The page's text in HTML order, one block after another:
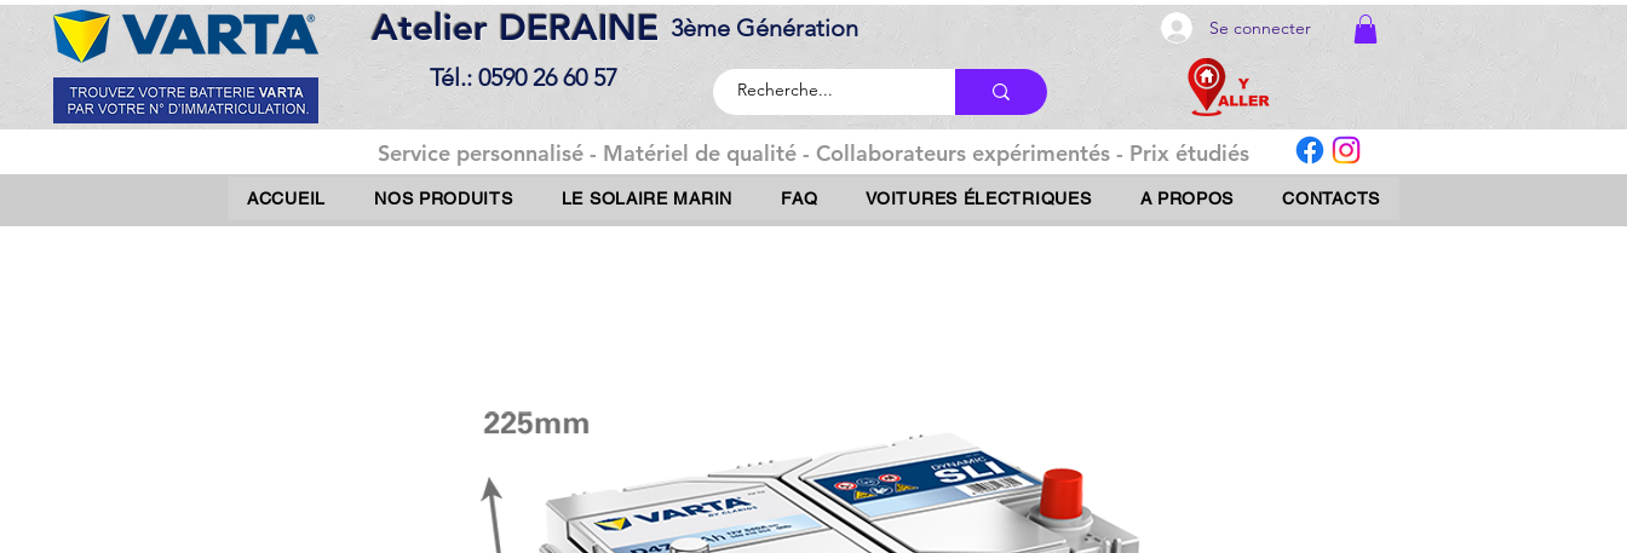
Atelier DERAINE 3ème Génération Se connecter
Tél.: 0590 26 60 57
Service personnalisé - Matériel de qualité - Collaborateurs expérimentés - Prix étudiés
ACCUEIL NOS PRODUITS LE SOLAIRE MARIN FAQ VOITURES ÉLECTRIQUES A PROPOS CONTACTS